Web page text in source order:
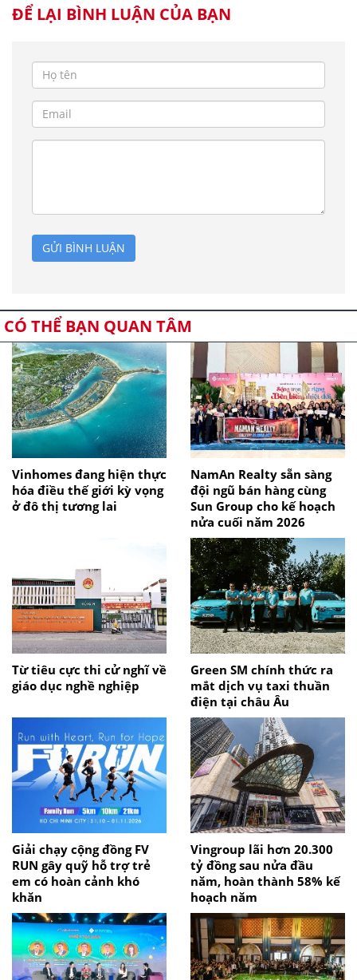
ĐỂ LẠI BÌNH LUẬN CỦA BẠN
GỬI BÌNH LUẬN
CÓ THỂ BẠN QUAN TÂM
Vinhomes đang hiện thực
hóa điều thế giới kỳ vọng
ở đô thị tương lai
NamAn Realty sẵn sàng
đội ngũ bán hàng cùng
Sun Group cho kế hoạch
nửa cuối năm 2026
Từ tiêu cực thi cử nghĩ về
giáo dục nghề nghiệp
Green SM chính thức ra
mắt dịch vụ taxi thuần
điện tại châu Âu
Giải chạy cộng đồng FV
RUN gây quỹ hỗ trợ trẻ
em có hoàn cảnh khó
khăn
Vingroup lãi hơn 20.300
tỷ đồng sau nửa đầu
năm, hoàn thành 58% kế
hoạch năm